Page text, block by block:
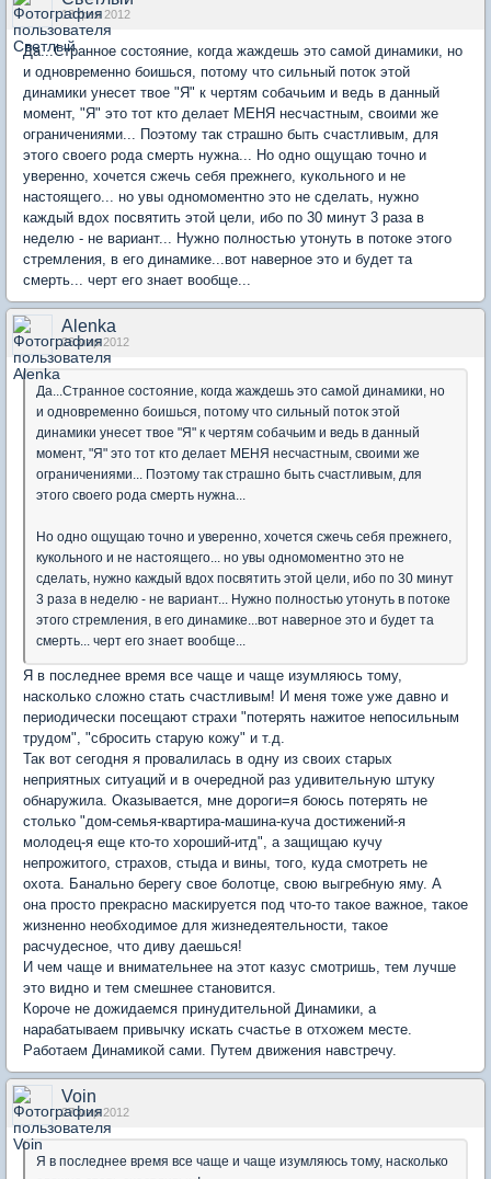
13 фев 2012
Да...Странное состояние, когда жаждешь это самой динамики, но
и одновременно боишься, потому что сильный поток этой
динамики унесет твое "Я" к чертям собачьим и ведь в данный
момент, "Я" это тот кто делает МЕНЯ несчастным, своими же
ограничениями... Поэтому так страшно быть счастливым, для
этого своего рода смерть нужна... Но одно ощущаю точно и
уверенно, хочется сжечь себя прежнего, кукольного и не
настоящего... но увы одномоментно это не сделать, нужно
каждый вдох посвятить этой цели, ибо по 30 минут 3 раза в
неделю - не вариант... Нужно полностью утонуть в потоке этого
стремления, в его динамике...вот наверное это и будет та
смерть... черт его знает вообще...
Alenka
26 мар 2012
Да...Странное состояние, когда жаждешь это самой динамики, но
и одновременно боишься, потому что сильный поток этой
динамики унесет твое "Я" к чертям собачьим и ведь в данный
момент, "Я" это тот кто делает МЕНЯ несчастным, своими же
ограничениями... Поэтому так страшно быть счастливым, для
этого своего рода смерть нужна...
Но одно ощущаю точно и уверенно, хочется сжечь себя прежнего,
кукольного и не настоящего... но увы одномоментно это не
сделать, нужно каждый вдох посвятить этой цели, ибо по 30 минут
3 раза в неделю - не вариант... Нужно полностью утонуть в потоке
этого стремления, в его динамике...вот наверное это и будет та
смерть... черт его знает вообще...
Я в последнее время все чаще и чаще изумляюсь тому,
насколько сложно стать счастливым! И меня тоже уже давно и
периодически посещают страхи "потерять нажитое непосильным
трудом", "сбросить старую кожу" и т.д.
Так вот сегодня я провалилась в одну из своих старых
неприятных ситуаций и в очередной раз удивительную штуку
обнаружила. Оказывается, мне дороги=я боюсь потерять не
столько "дом-семья-квартира-машина-куча достижений-я
молодец-я еще кто-то хороший-итд", а защищаю кучу
непрожитого, страхов, стыда и вины, того, куда смотреть не
охота. Банально берегу свое болотце, свою выгребную яму. А
она просто прекрасно маскируется под что-то такое важное, такое
жизненно необходимое для жизнедеятельности, такое
расчудесное, что диву даешься!
И чем чаще и внимательнее на этот казус смотришь, тем лучше
это видно и тем смешнее становится.
Короче не дожидаемся принудительной Динамики, а
нарабатываем привычку искать счастье в отхожем месте.
Работаем Динамикой сами. Путем движения навстречу.
Voin
27 мар 2012
Я в последнее время все чаще и чаще изумляюсь тому, насколько